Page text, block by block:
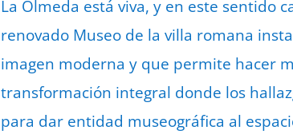
La Olmeda está viva, y en este sentido
renovado Museo de la villa romana
imagen moderna y que permite hacer
transformación integral donde los
para dar entidad museográfica al